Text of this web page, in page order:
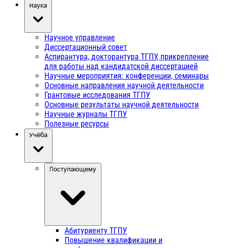
Наука
Научное управление
Диссертационный совет
Аспирантура, докторантура ТГПУ, прикрепление
для работы над кандидатской диссертацией
Научные мероприятия: конференции, семинары
Основные направления научной деятельности
Грантовые исследования ТГПУ
Основные результаты научной деятельности
Научные журналы ТГПУ
Полезные ресурсы
Учёба
Поступающему
Абитуриенту ТГПУ
Повышение квалификации и